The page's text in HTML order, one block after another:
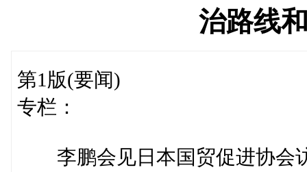
治路线
第1版(要闻)
专栏：
李鹏会见日本国贸促进协会